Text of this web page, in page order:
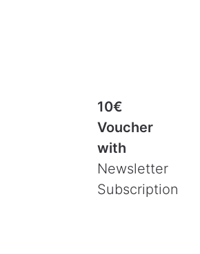
10€
Voucher
with
Newsletter
Subscription